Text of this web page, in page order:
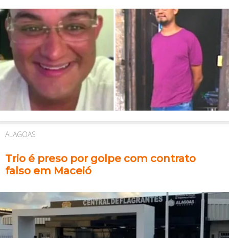
ALAGOAS
Trio é preso por golpe com contrato
falso em Maceió